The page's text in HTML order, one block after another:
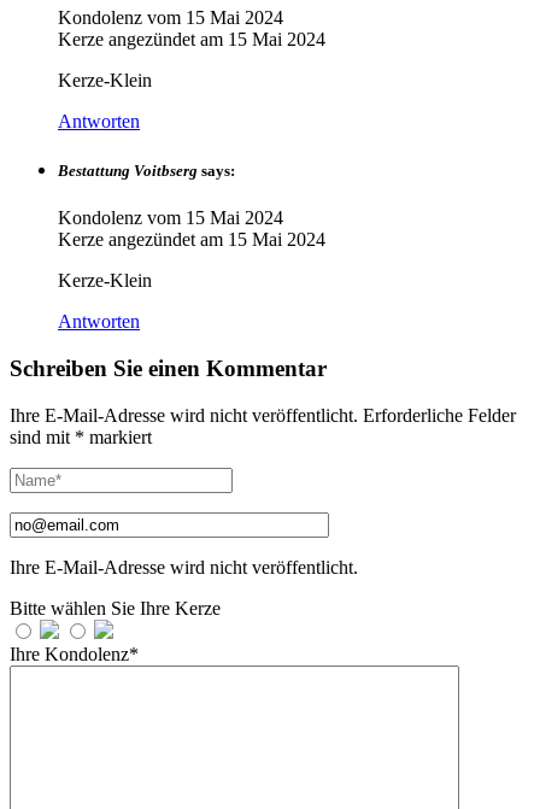
Kondolenz vom 15 Mai 2024
Kerze angezündet am 15 Mai 2024
Kerze-Klein
Antworten
Bestattung Voitbserg says:
Kondolenz vom 15 Mai 2024
Kerze angezündet am 15 Mai 2024
Kerze-Klein
Antworten
Schreiben Sie einen Kommentar
Ihre E-Mail-Adresse wird nicht veröffentlicht. Erforderliche Felder
sind mit * markiert
Ihre E-Mail-Adresse wird nicht veröffentlicht.
Bitte wählen Sie Ihre Kerze
Ihre Kondolenz*